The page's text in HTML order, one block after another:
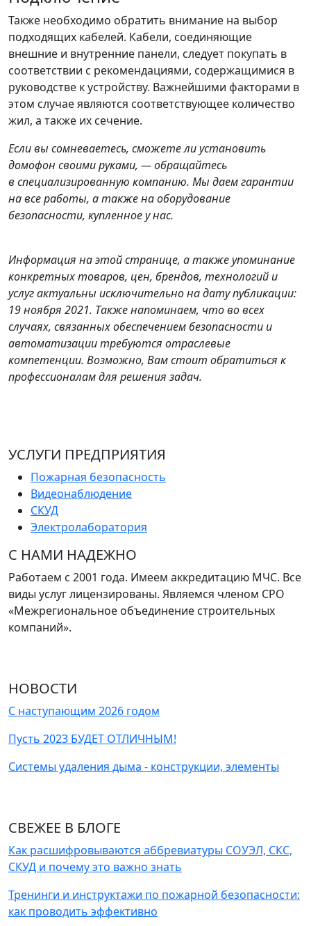
Также необходимо обратить внимание на выбор
подходящих кабелей. Кабели, соединяющие
внешние и внутренние панели, следует покупать в
соответствии с рекомендациями, содержащимися в
руководстве к устройству. Важнейшими факторами в
этом случае являются соответствующее количество
жил, а также их сечение.
Если вы сомневаетесь, сможете ли установить
домофон своими руками, — обращайтесь
в специализированную компанию. Мы даем гарантии
на все работы, а также на оборудование
безопасности, купленное у нас.
Информация на этой странице, а также упоминание
конкретных товаров, цен, брендов, технологий и
услуг актуальны исключительно на дату публикации:
19 ноября 2021. Также напоминаем, что во всех
случаях, связанных обеспечением безопасности и
автоматизации требуются отраслевые
компетенции. Возможно, Вам стоит обратиться к
профессионалам для решения задач.
УСЛУГИ ПРЕДПРИЯТИЯ
Пожарная безопасность
Видеонаблюдение
СКУД
Электролаборатория
С НАМИ НАДЕЖНО
Работаем с 2001 года. Имеем аккредитацию МЧС. Все
виды услуг лицензированы. Являемся членом СРО
«Межрегиональное объединение строительных
компаний».
НОВОСТИ
С наступающим 2026 годом
Пусть 2023 БУДЕТ ОТЛИЧНЫМ!
Системы удаления дыма - конструкции, элементы
СВЕЖЕЕ В БЛОГЕ
Как расшифровываются аббревиатуры СОУЭЛ, СКС,
СКУД и почему это важно знать
Тренинги и инструктажи по пожарной безопасности:
как проводить эффективно